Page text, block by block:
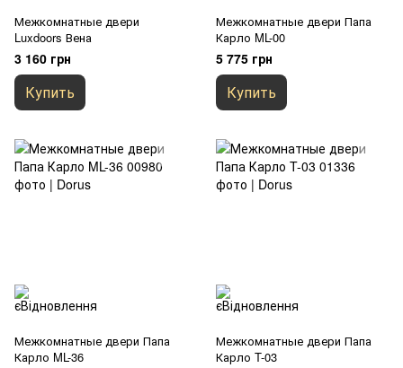
Межкомнатные двери
Luxdoors Вена
3 160 грн
Купить
Межкомнатные двери Папа
Карло ML-00
5 775 грн
Купить
Межкомнатные двери Папа
Карло ML-36
Межкомнатные двери Папа
Карло T-03